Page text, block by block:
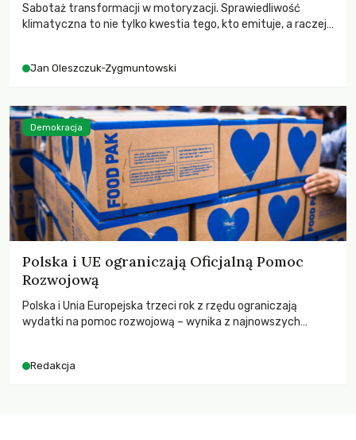
Sabotaż transformacji w motoryzacji. Sprawiedliwość
klimatyczna to nie tylko kwestia tego, kto emituje, a raczej
Jan Oleszczuk-Zygmuntowski
Polska i UE ograniczają Oficjalną Pomoc
Rozwojową
Polska i Unia Europejska trzeci rok z rzędu ograniczają
wydatki na pomoc rozwojową – wynika z najnowszych
odnotowano największe tąpnięcie ODA w historii. Jakie będą
Redakcja
Demokracja